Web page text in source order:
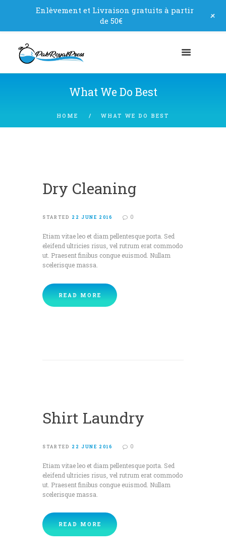
What We Do Best
HOME WHAT WE DO BEST
Dry Cleaning
STARTED 22 JUNE 2016 0
Etiam vitae leo et diam pellentesque porta. Sed
eleifend ultricies risus, vel rutrum erat commodo
ut. Praesent finibus congue euismod. Nullam
scelerisque massa.
READ MORE
Shirt Laundry
STARTED 22 JUNE 2016 0
Etiam vitae leo et diam pellentesque porta. Sed
eleifend ultricies risus, vel rutrum erat commodo
ut. Praesent finibus congue euismod. Nullam
scelerisque massa.
READ MORE
Enlèvement et Livraison gratuits à partir
de 50€
+